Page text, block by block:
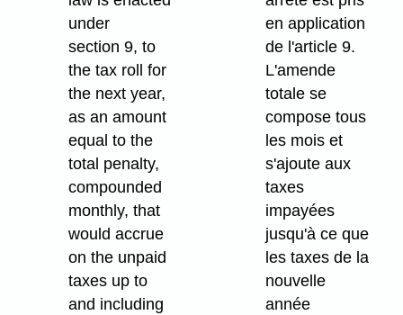
under
section 9, to
the tax roll for
the next year,
as an amount
equal to the
total penalty,
compounded
monthly, that
would accrue
on the unpaid
taxes up to
and including
en application
de l'article 9.
L'amende
totale se
compose tous
les mois et
s'ajoute aux
taxes
impayées
jusqu'à ce que
les taxes de la
nouvelle
année